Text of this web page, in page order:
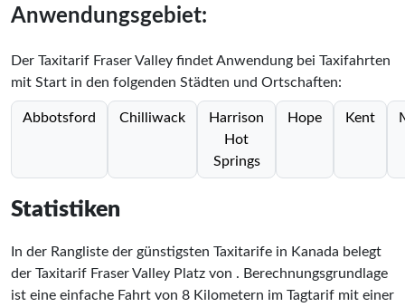
Anwendungsgebiet:
Der Taxitarif Fraser Valley findet Anwendung bei Taxifahrten
mit Start in den folgenden Städten und Ortschaften:
Abbotsford Chilliwack
Harrison
Hot
Springs
Hope Kent
Statistiken
In der Rangliste der günstigsten Taxitarife in Kanada belegt
der Taxitarif Fraser Valley Platz von . Berechnungsgrundlage
ist eine einfache Fahrt von 8 Kilometern im Tagtarif mit einer